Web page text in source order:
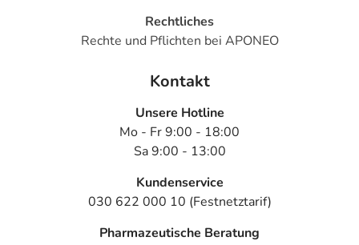
Rechtliches
Rechte und Pflichten bei APONEO
Kontakt
Unsere Hotline
Mo - Fr 9:00 - 18:00
Sa 9:00 - 13:00
Kundenservice
030 622 000 10 (Festnetztarif)
Pharmazeutische Beratung